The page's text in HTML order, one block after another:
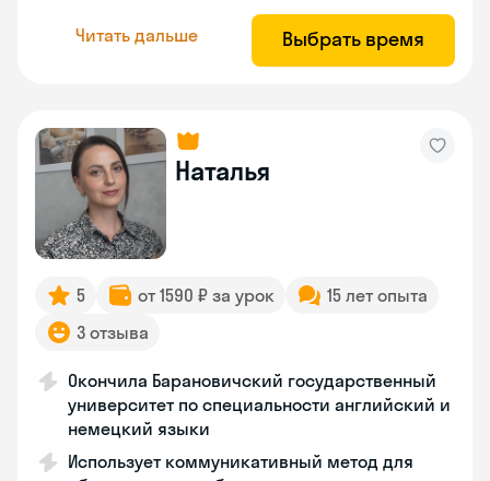
Читать дальше Выбрать время
Наталья
5 от 1590 ₽ за урок
15 лет опыта
3 отзыва
Окончила Барановичский государственный
университет по специальности английский и
немецкий языки
Использует коммуникативный метод для